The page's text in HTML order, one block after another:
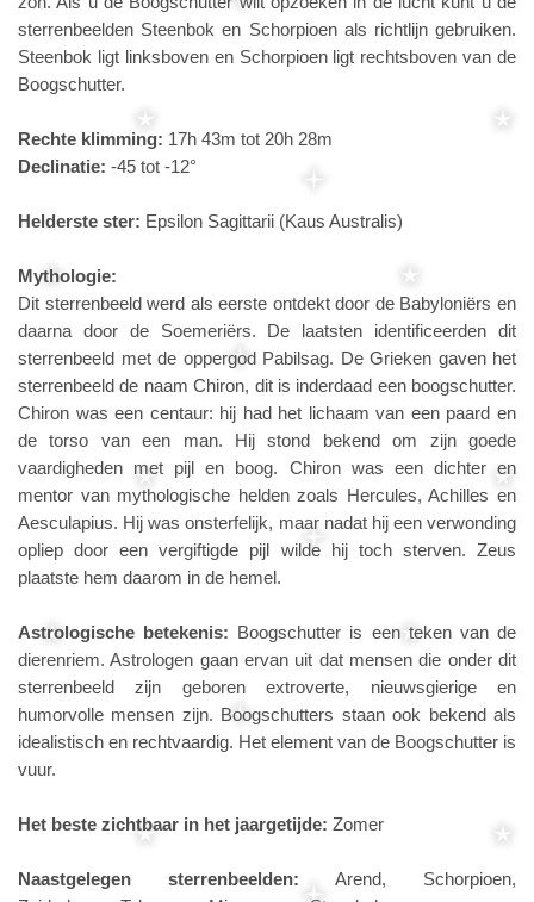
sterrenbeelden Steenbok en Schorpioen als richtlijn gebruiken.
Steenbok ligt linksboven en Schorpioen ligt rechtsboven van de
Boogschutter.
Rechte klimming: 17h 43m tot 20h 28m
Declinatie: -45 tot -12°
Helderste ster: Epsilon Sagittarii (Kaus Australis)
Mythologie:
Dit sterrenbeeld werd als eerste ontdekt door de Babyloniërs en
daarna door de Soemeriërs. De laatsten identificeerden dit
sterrenbeeld met de oppergod Pabilsag. De Grieken gaven het
sterrenbeeld de naam Chiron, dit is inderdaad een boogschutter.
Chiron was een centaur: hij had het lichaam van een paard en
de torso van een man. Hij stond bekend om zijn goede
vaardigheden met pijl en boog. Chiron was een dichter en
mentor van mythologische helden zoals Hercules, Achilles en
Aesculapius. Hij was onsterfelijk, maar nadat hij een verwonding
opliep door een vergiftigde pijl wilde hij toch sterven. Zeus
plaatste hem daarom in de hemel.
Astrologische betekenis: Boogschutter is een teken van de
dierenriem. Astrologen gaan ervan uit dat mensen die onder dit
sterrenbeeld zijn geboren extroverte, nieuwsgierige en
humorvolle mensen zijn. Boogschutters staan ook bekend als
idealistisch en rechtvaardig. Het element van de Boogschutter is
vuur.
Het beste zichtbaar in het jaargetijde: Zomer
Naastgelegen sterrenbeelden: Arend, Schorpioen,